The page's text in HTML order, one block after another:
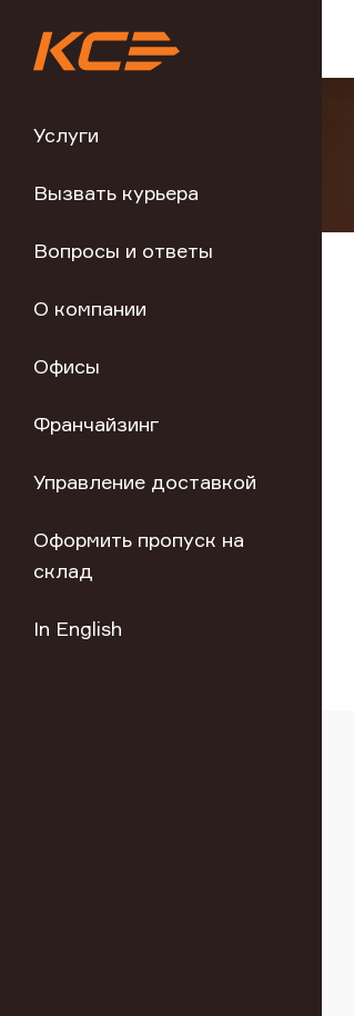
Услуги
Вызвать курьера
Вопросы и ответы
О компании
Офисы
Франчайзинг
Управление доставкой
Оформить пропуск на
склад
In English